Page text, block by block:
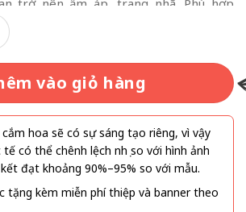
trở nên ấm áp, trang nhã. Phù hợp
nhà hàng, tạo điểm nhấn nổi bật và ý
đại.
Sen Hồng số lượng
vào giỏ hàng
hoa sẽ có sự sáng tạo riêng, vì vậy
có thể chênh lệch nhẹ so với hình ảnh
đạt khoảng 90%–95% so với mẫu.
tặng kèm miễn phí thiệp và banner theo